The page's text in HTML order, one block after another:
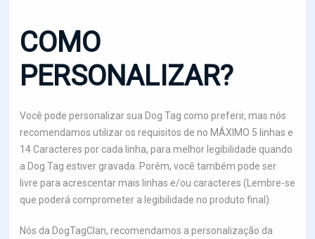
COMO
PERSONALIZAR?
Você pode personalizar sua Dog Tag como preferir, mas nós
recomendamos utilizar os requisitos de no MÁXIMO 5 linhas e
14 Caracteres por cada linha, para melhor legibilidade quando
a Dog Tag estiver gravada. Porém, você também pode ser
livre para acrescentar mais linhas e/ou caracteres (Lembre-se
que poderá comprometer a legibilidade no produto final).
Nós da DogTagClan, recomendamos a personalização da